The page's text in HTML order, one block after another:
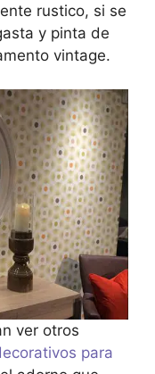
rustico, si se
y pinta de
vintage.
ver otros
para